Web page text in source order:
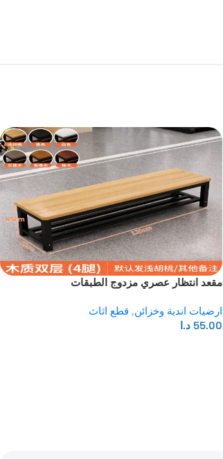
مقعد انتظار عصري مزدوج الطبقات
ارضيات اندية وخزائن, قطع اثاث
55.00 د.ا